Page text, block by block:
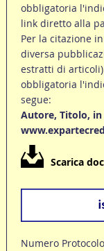
obbligatoria
link diretto alla
Per la citazione
diversa
estratti di
obbligatoria
segue:
Autore, Titolo, in
Scarica
Numero